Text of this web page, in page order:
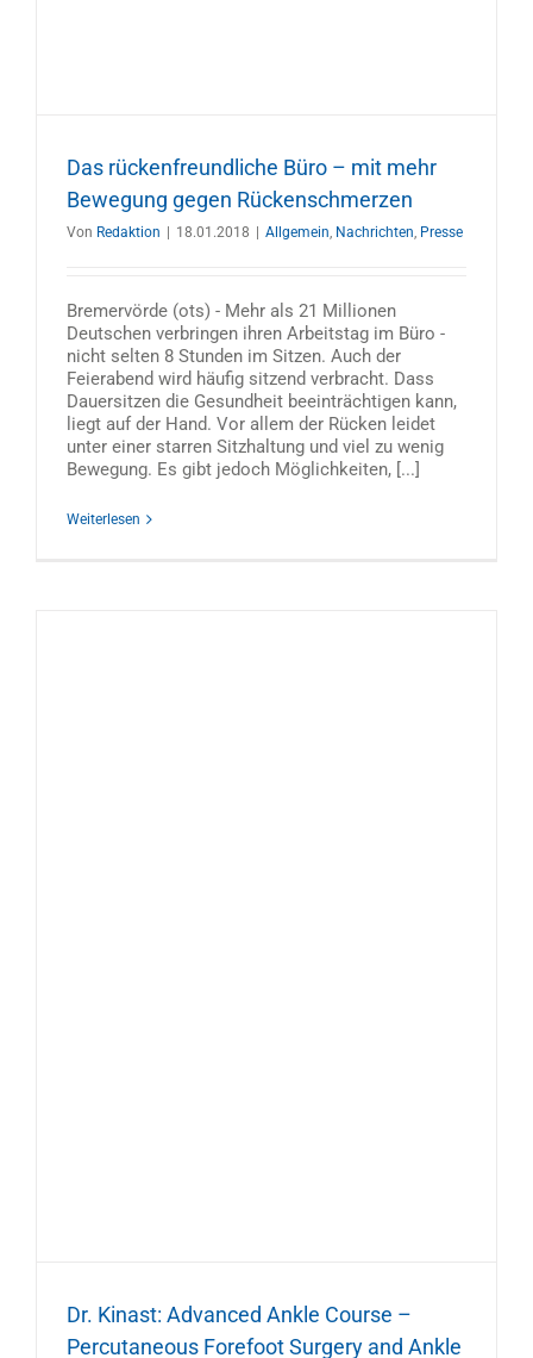
Das rückenfreundliche Büro – mit mehr
Bewegung gegen Rückenschmerzen
Von Redaktion 18.01.2018 Allgemein, Nachrichten, Presse
Bremervörde (ots) - Mehr als 21 Millionen
Deutschen verbringen ihren Arbeitstag im Büro -
nicht selten 8 Stunden im Sitzen. Auch der
Feierabend wird häufig sitzend verbracht. Dass
Dauersitzen die Gesundheit beeinträchtigen kann,
liegt auf der Hand. Vor allem der Rücken leidet
unter einer starren Sitzhaltung und viel zu wenig
Bewegung. Es gibt jedoch Möglichkeiten, [...]
Weiterlesen
Dr. Kinast: Advanced Ankle Course –
Percutaneous Forefoot Surgery and Ankle